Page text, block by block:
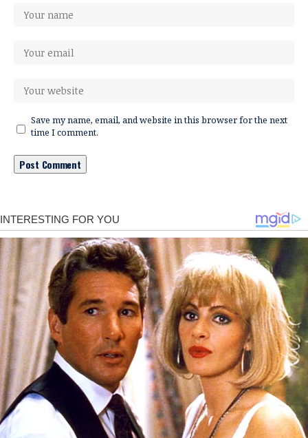
Save my name, email, and website in this browser for the next
time I comment.